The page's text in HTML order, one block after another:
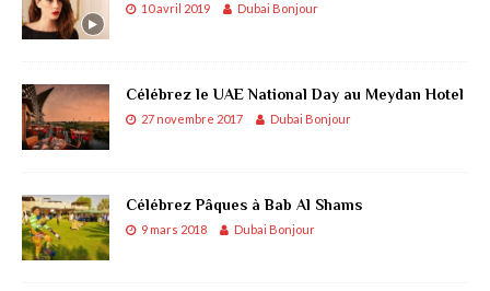
10 avril 2019 Dubai Bonjour
Célébrez le UAE National Day au Meydan Hotel
27 novembre 2017 Dubai Bonjour
Célébrez Pâques à Bab Al Shams
9 mars 2018 Dubai Bonjour